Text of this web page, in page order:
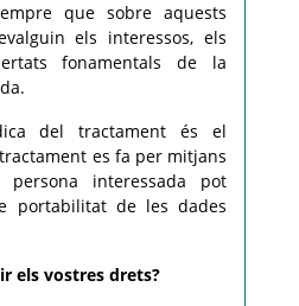
que sobre aquests
els interessos, els
fonamentals de la
del tractament és el
es fa per mitjans
persona interessada pot
portabilitat de les dades
els vostres drets?